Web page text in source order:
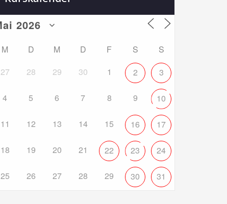
M D M D F S
S
27
28 29 30 1 2 3
4 5 6 7 8 9 10
11 12 13 14 15 16 17
18 19 20 21 22 23 24
25 26 27 28 29 30 31